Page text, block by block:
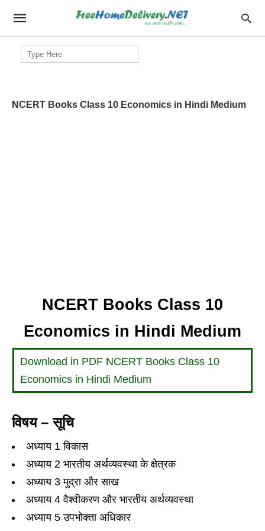
Search
for:
NCERT Books Class 10 Economics in Hindi Medium
NCERT Books Class 10
Economics in Hindi Medium
Download in PDF NCERT Books Class 10
Economics in Hindi Medium
विषय – सूचि
अध्याय 1 विकास
अध्याय 2 भारतीय अर्थव्यवस्था के क्षेत्रक
अध्याय 3 मुद्रा और साख
अध्याय 4 वैश्वीकरण और भारतीय अर्थव्यवस्था
अध्याय 5 उपभोक्ता अधिकार